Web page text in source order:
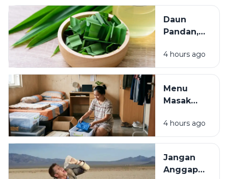
bagi
Ekosistem
Manfaat bagi
Kesehatan
Daun
Pandan,
Aromatik
dengan
Manfaat
untuk
dan
Kesehatan
4 hours ago
Menu
Masak
Anak Kos,
Hemat,
dan
Mudah
4 hours ago
Jangan
Anggap